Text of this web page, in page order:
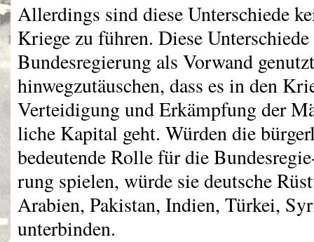
Allerdings sind diese Unterschiede
Kriege zu führen. Diese
Bundesregierung als Vorwand
hinwegzutäuschen, dass es in den
Verteidigung und Erkämpfung der
liche Kapital geht. Würden die
bedeutende Rolle für die
rung spielen, würde sie deutsche
Arabien, Pakistan, Indien, Türkei,
unterbinden.